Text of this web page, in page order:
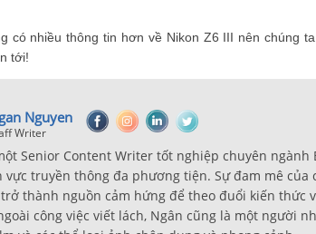
có nhiều thông tin hơn về Nikon Z6 III nên chúng
tới!
Nguyen
Writer
Senior Content Writer tốt nghiệp chuyên
truyền thông đa phương tiện. Sự đam mê
thành nguồn cảm hứng để theo đuổi kiến thức
công việc viết lách, Ngân cũng là một người